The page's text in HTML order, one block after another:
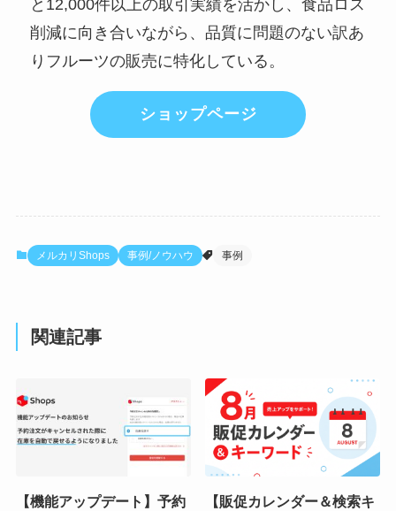
と12,000件以上の取引実績を活かし、食品ロス
削減に向き合いながら、品質に問題のない訳あ
りフルーツの販売に特化している。
ショップページ
メルカリShops 事例/ノウハウ 事例
関連記事
【機能アップデート】予約
【販促カレンダー＆検索キ